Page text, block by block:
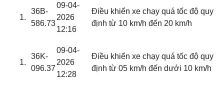
36B-
586.73
09-04-
2026
12:16
Điều khiển xe chạy quá tốc độ quy
định từ 10 km/h đến 20 km/h
36K-
096.37
09-04-
2026
12:28
Điều khiển xe chạy quá tốc độ quy
định từ 05 km/h đến dưới 10 km/h